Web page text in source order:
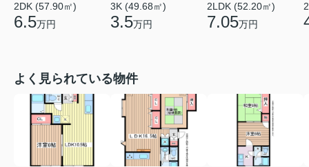
2DK (57.90㎡)
6.5万円
3K (49.68㎡)
3.5万円
2LDK (52.20㎡)
7.05万円
よく見られている物件